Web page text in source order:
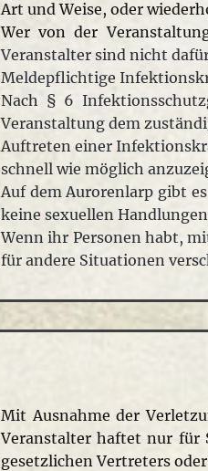
Art und Weise, oder
Wer von der
Veranstalter sind nicht
Meldepflichtige
Nach § 6
Veranstaltung dem
Auftreten einer
schnell wie möglich
Auf dem Aurorenlarp gibt
keine sexuellen
Wenn ihr Personen habt,
für andere Situationen
Mit Ausnahme der
Veranstalter haftet nur für
gesetzlichen Vertreters